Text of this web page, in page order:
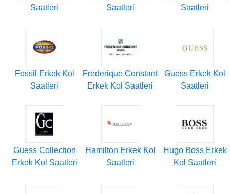
Saatleri
Saatleri
Saatleri
Fossil Erkek Kol
Saatleri
Frederique Constant
Erkek Kol Saatleri
Guess Erkek Kol
Saatleri
Guess Collection
Erkek Kol Saatleri
Hamilton Erkek Kol
Saatleri
Hugo Boss Erkek
Kol Saatleri